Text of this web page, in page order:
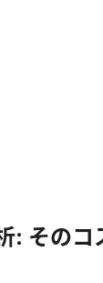
: そのコ